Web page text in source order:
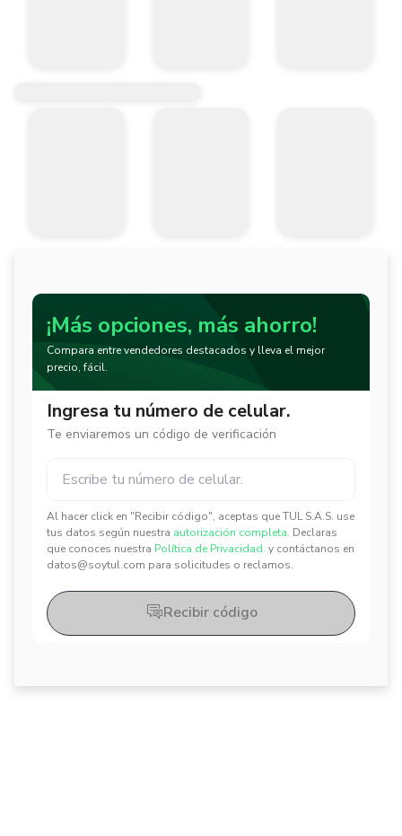
¡Más opciones, más ahorro!
Compara entre vendedores destacados y lleva el mejor
precio, fácil.
Ingresa tu número de celular.
Te enviaremos un código de verificación
Al hacer click en "Recibir código", aceptas que TUL S.A.S. use
tus datos según nuestra autorización completa. Declaras
que conoces nuestra Política de Privacidad. y contáctanos en
datos@soytul.com para solicitudes o reclamos.
✕
✕
Recibir código